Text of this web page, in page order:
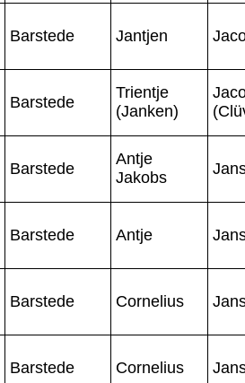
Barstede Jantjen
Barstede
Trientje
(Janken)
Barstede
Antje
Jakobs
Barstede Antje
Barstede Cornelius
Barstede Cornelius